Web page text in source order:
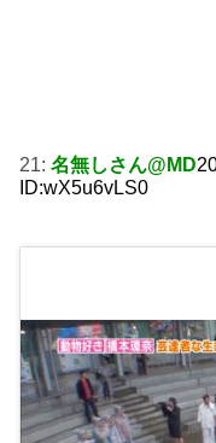
21: 名無しさん@MD
ID:wX5u6vLS0